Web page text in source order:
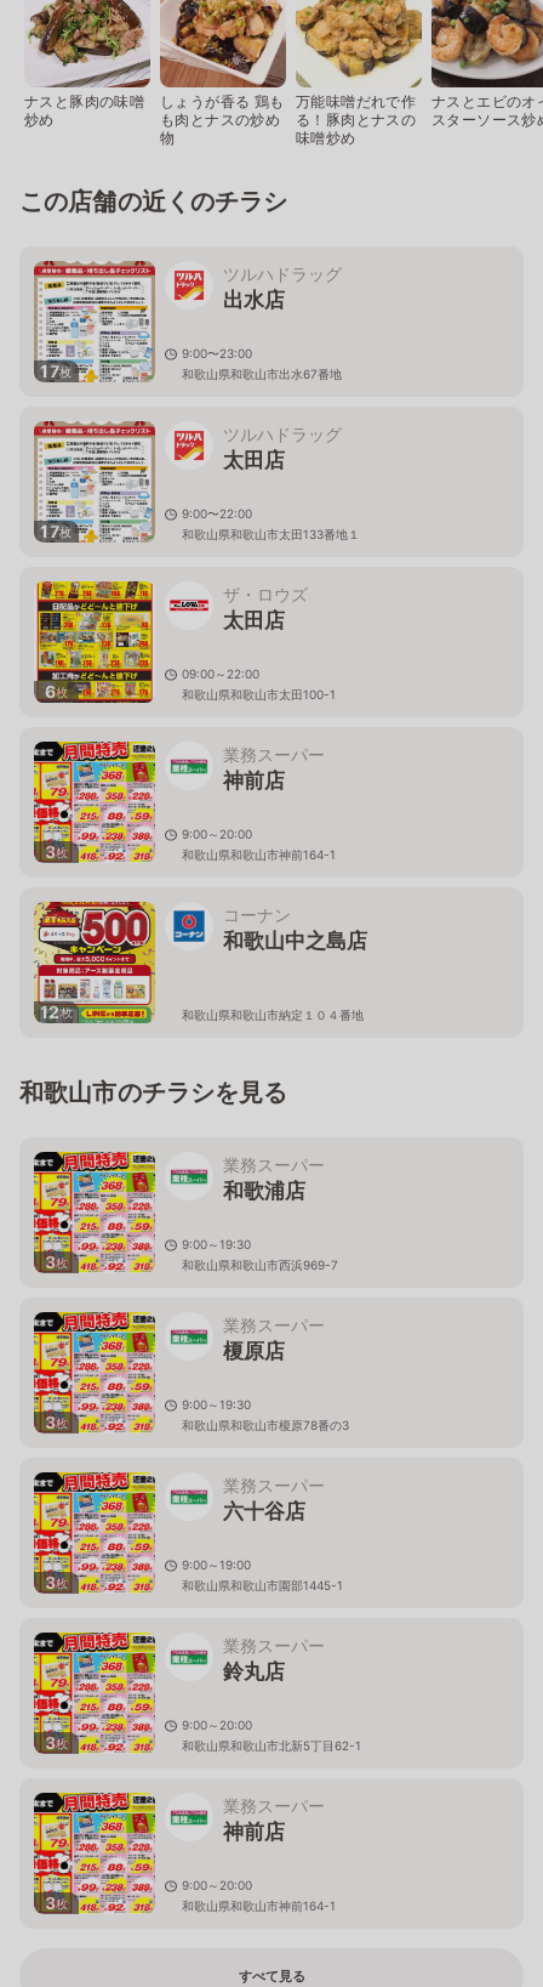
ナスと豚肉の味噌
炒め
しょうが香る 鶏も
も肉とナスの炒め
物
万能味噌だれで作
る！豚肉とナスの
味噌炒め
ナスとエビのオ
スターソース炒
この店舗の近くのチラシ
17枚
ツルハドラッグ
出水店
9:00〜23:00
和歌山県和歌山市出水67番地
17枚
ツルハドラッグ
太田店
9:00〜22:00
和歌山県和歌山市太田133番地１
6枚
ザ・ロウズ
太田店
09:00～22:00
和歌山県和歌山市太田100-1
3枚
業務スーパー
神前店
9:00～20:00
和歌山県和歌山市神前164-1
12枚
コーナン
和歌山中之島店
和歌山県和歌山市納定１０４番地
和歌山市のチラシを見る
3枚
業務スーパー
和歌浦店
9:00～19:30
和歌山県和歌山市西浜969-7
3枚
業務スーパー
榎原店
9:00～19:30
和歌山県和歌山市榎原78番の3
3枚
業務スーパー
六十谷店
9:00～19:00
和歌山県和歌山市園部1445-1
3枚
業務スーパー
鈴丸店
9:00～20:00
和歌山県和歌山市北新5丁目62-1
3枚
業務スーパー
神前店
9:00～20:00
和歌山県和歌山市神前164-1
すべて見る